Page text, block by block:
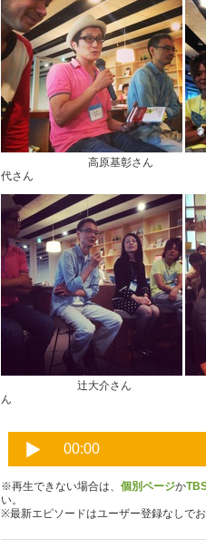
高原基彰さん 千
代さん
辻大介さ
ん
※再生できない場合は、 個別ページか
い。
※最新エピソードはユーザー登録なしでお